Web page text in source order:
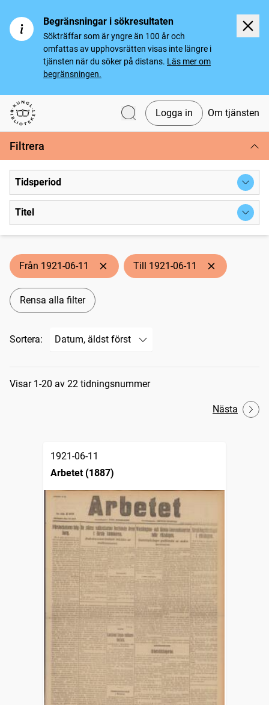
Begränsningar i sökresultaten
Sökträffar som är yngre än 100 år och
omfattas av upphovsrätten visas inte längre i
tjänsten när du söker på distans. Läs mer om
begränsningen.
Svenska tidningar
Logga in Om tjänsten
Filtrera
Tidsperiod
Titel
Från 1921-06-11 Till 1921-06-11
Rensa alla filter
Sortera:
Sökresultat
Visar 1-20 av 22 tidningsnummer
Nästa
1921-06-11
Arbetet (1887)